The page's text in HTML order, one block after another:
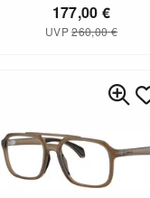
177,00€
UVP260,00€